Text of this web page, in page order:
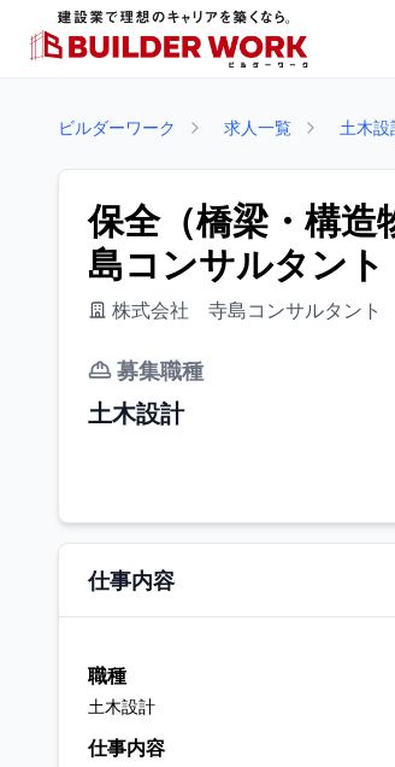
ビルダーワーク 求人一覧 土木設
保全（橋梁・構
島コンサルタント
株式会社 寺島コンサルタント
募集職種
土木設計
仕事内容
職種
土木設計
仕事内容